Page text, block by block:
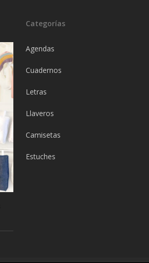
Categorías
Agendas
Cuadernos
Letras
Llaveros
Camisetas
Estuches